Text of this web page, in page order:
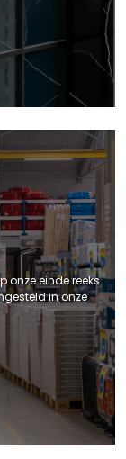
onze einde reeks
in onze